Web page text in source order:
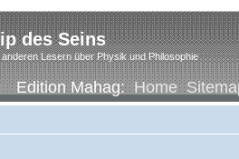
des Seins
Lesern über Physik und Philosophie
Edition Mahag:Home